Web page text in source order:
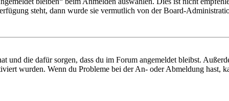
steht, dann wurde sie vermutlich von der Board-
und die dafür sorgen, dass du im Forum angemeldet bleibst.
wurden. Wenn du Probleme bei der An- oder Abmeldung hast,